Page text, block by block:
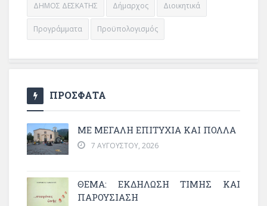
ΔΗΜΟΣ ΔΕΣΚΑΤΗΣ Δήμαρχος Διοικητικά
Προγράμματα Προϋπολογισμός
ΠΡΟΣΦΑΤΑ
ΜΕ ΜΕΓΆΛΗ ΕΠΙΤΥΧΊΑ ΚΑΙ ΠΟΛΛΆ
7 ΑΥΓΟΎΣΤΟΥ, 2026
ΘΈΜΑ: ΕΚΔΉΛΩΣΗ ΤΙΜΉΣ ΚΑΙ
ΠΑΡΟΥΣΊΑΣΗ